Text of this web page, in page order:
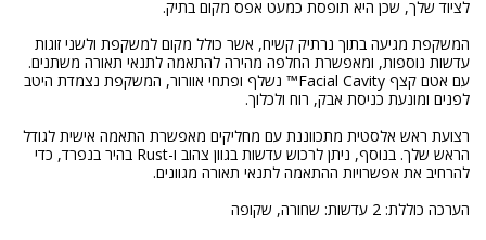
המשקפת מגיעה בתוך נרתיק קשיח, אשר כולל מקום למשקפת ולשני זוגות
עם אטם קצף Facial Cavity™ נשלף ופתחי אוורור, המשקפת נצמדת היטב
רצועת ראש אלסטית מתכווננת עם מחליקים מאפשרת התאמה אישית לגודל
הראש שלך. בנוסף, ניתן לרכוש עדשות בגוון צהוב ו-Rust בהיר בנפרד, כדי